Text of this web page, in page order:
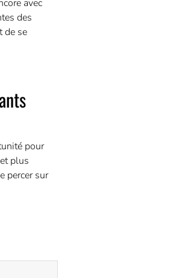
avec
des
de se
pour
plus
percer sur